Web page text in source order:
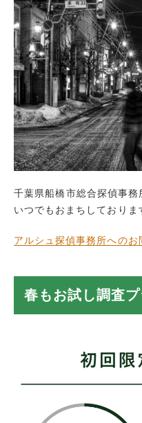
千葉県船橋市総合探偵事
いつでもおまちしておりま
アルシュ探偵事務所へのお
春もお試し調査プ